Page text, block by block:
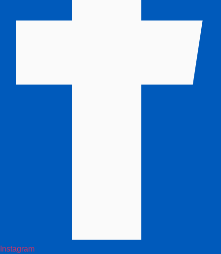
Instagram